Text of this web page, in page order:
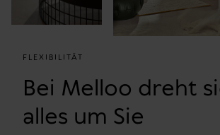
FLEXIBILITÄT
Bei Melloo dreht
alles um Sie